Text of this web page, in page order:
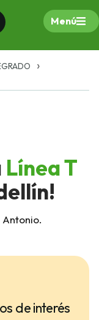
Menú
Línea T
Antonio.
de interés